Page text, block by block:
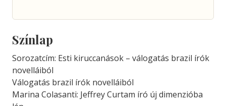
Színlap
Sorozatcím: Esti kiruccanások – válogatás brazil írók
novelláiból
Válogatás brazil írók novelláiból
Marina Colasanti: Jeffrey Curtam író új dimenzióba